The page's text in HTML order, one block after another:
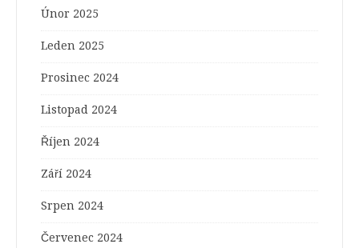
Únor 2025
Leden 2025
Prosinec 2024
Listopad 2024
Říjen 2024
Září 2024
Srpen 2024
Červenec 2024